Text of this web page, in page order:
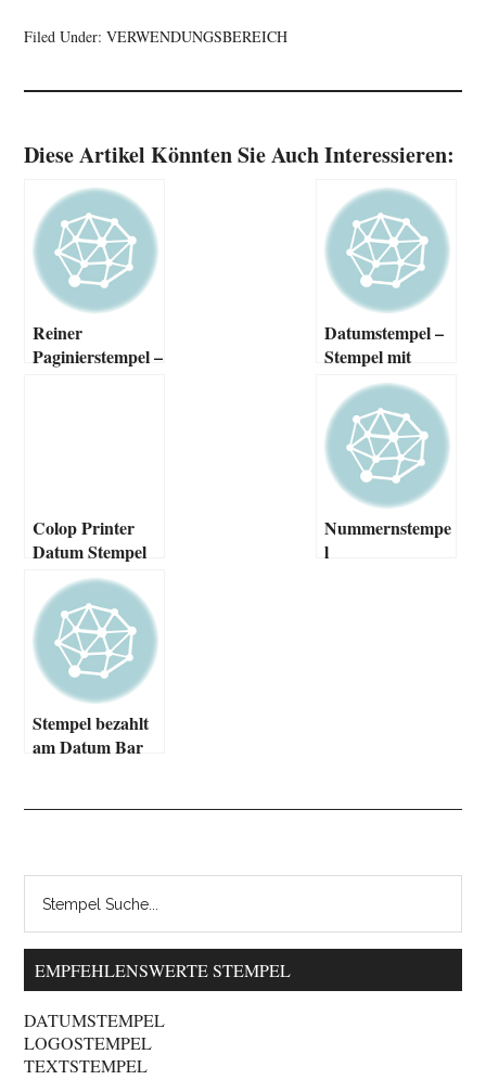
Filed Under:VERWENDUNGSBEREICH
Diese Artikel Könnten Sie Auch Interessieren:
Reiner
Paginierstempel –
Datumstempel –
Stempel mit
Datum
Colop Printer
Datum Stempel
Nummernstempe
l
Stempel bezahlt
am Datum Bar
EMPFEHLENSWERTE STEMPEL
DATUMSTEMPEL
LOGOSTEMPEL
TEXTSTEMPEL